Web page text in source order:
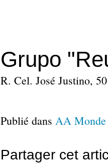
Grupo
R. Cel. José Justino,
Publié dans AA Monde
Partager cet